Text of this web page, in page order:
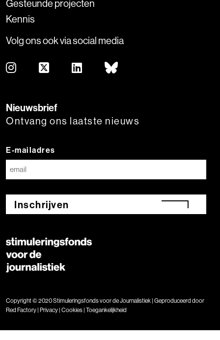
Gesteunde projecten
Kennis
Volg ons ook via social media
Nieuwsbrief
Ontvang ons laatste nieuws
E-mailadres
Inschrijven
Copyright © 2020 Stimuleringsfonds voor de Journalistiek | Geproduceerd door
Red Factory | Privacy | Cookies | Toegankelijkheid